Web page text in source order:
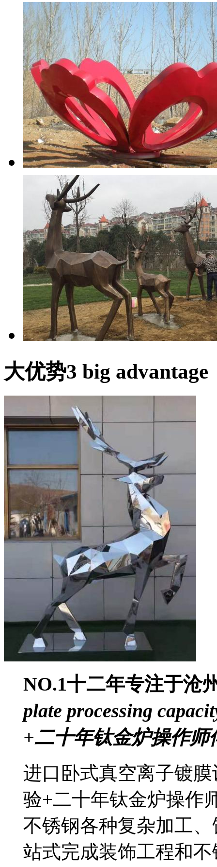
大优势3 big advantage
NO.1十二年专注于沧
plate processing
+二十年钛金炉操作师
进口卧式真空离子镀
验+二十年钛金炉操作
不锈钢各种复杂加工
站式完成装饰工程和